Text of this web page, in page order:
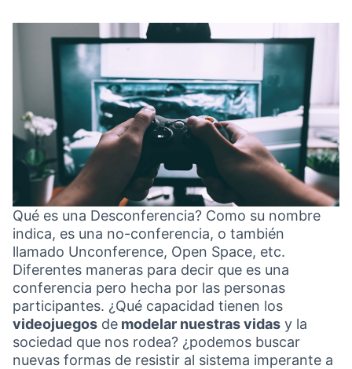
Qué es una Desconferencia? Como su nombre
indica, es una no-conferencia, o también
llamado Unconference, Open Space, etc.
Diferentes maneras para decir que es una
conferencia pero hecha por las personas
participantes. ¿Qué capacidad tienen los
videojuegos de modelar nuestras vidas y la
sociedad que nos rodea? ¿podemos buscar
nuevas formas de resistir al sistema imperante a